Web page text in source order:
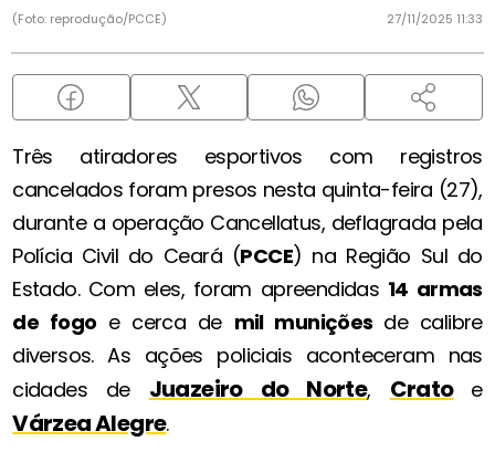
(Foto: reprodução/PCCE) 27/11/2025 11:33
Três atiradores esportivos com registros
cancelados foram presos nesta quinta-feira (27),
durante a operação Cancellatus, deflagrada pela
Polícia Civil do Ceará (PCCE) na Região Sul do
Estado. Com eles, foram apreendidas 14 armas
de fogo e cerca de mil munições de calibre
diversos. As ações policiais aconteceram nas
cidades de Juazeiro do Norte, Crato e
Várzea Alegre.